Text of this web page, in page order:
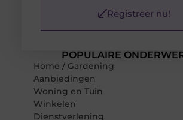
POPULAIRE
Home / Gardening
Aanbiedingen
Woning en Tuin
Winkelen
Dienstverlening
Registreer nu!